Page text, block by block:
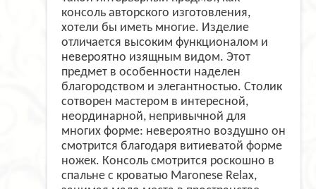
консоль авторского изготовления,
хотели бы иметь многие. Изделие
отличается высоким функционалом и
невероятно изящным видом. Этот
предмет в особенности наделен
благородством и элегантностью. Столик
сотворен мастером в интересной,
неординарной, непривычной для
многих форме: невероятно воздушно он
смотрится благодаря витиеватой форме
ножек. Консоль смотрится роскошно в
спальне с кроватью Maronese Relax,